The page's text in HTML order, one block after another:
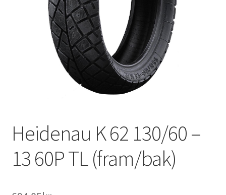
Heidenau K 62 130/60 –
13 60P TL (fram/bak)